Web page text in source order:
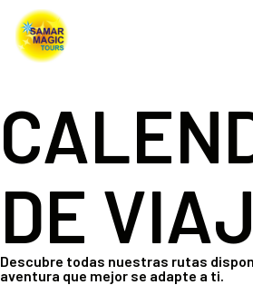
DE
Descubre todas nuestras rutas
aventura que mejor se adapte a ti.